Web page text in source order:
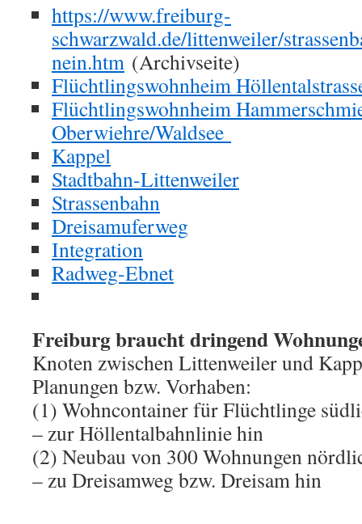
https://www.freiburg-
schwarzwald.de/littenweiler/
nein.htm (Archivseite)
Flüchtlingswohnheim
Flüchtlingswohnheim
Oberwiehre/Waldsee
Kappel
Stadtbahn-Littenweiler
Strassenbahn
Dreisamuferweg
Integration
Radweg-Ebnet
Freiburg braucht dringend
Knoten zwischen Littenweiler und
Planungen bzw. Vorhaben:
(1) Wohncontainer für Flüchtlinge
– zur Höllentalbahnlinie hin
(2) Neubau von 300 Wohnungen
– zu Dreisamweg bzw. Dreisam hin